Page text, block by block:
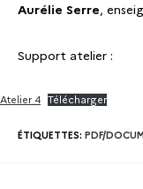
Aurélie Serre,
Support atelier :
Atelier 4 Télécharger
ÉTIQUETTES: PDF/